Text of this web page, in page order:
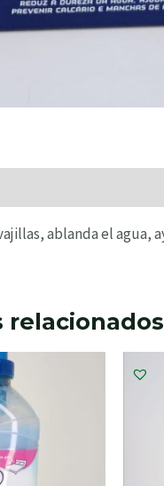
ablanda el agua,
relacionados